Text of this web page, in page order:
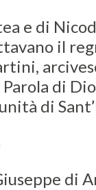
e di
il
di
di
di